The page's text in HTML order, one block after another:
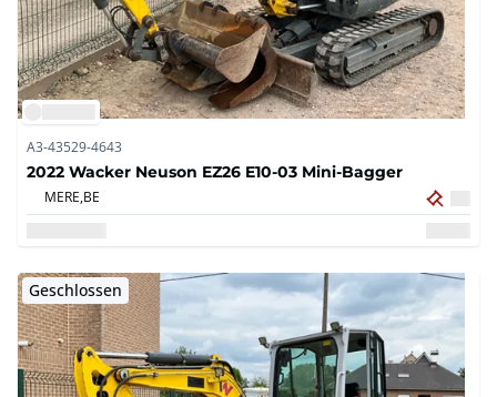
A3-43529-4643
2022 Wacker Neuson EZ26 E10-03 Mini-Bagger
MERE,BE
Geschlossen